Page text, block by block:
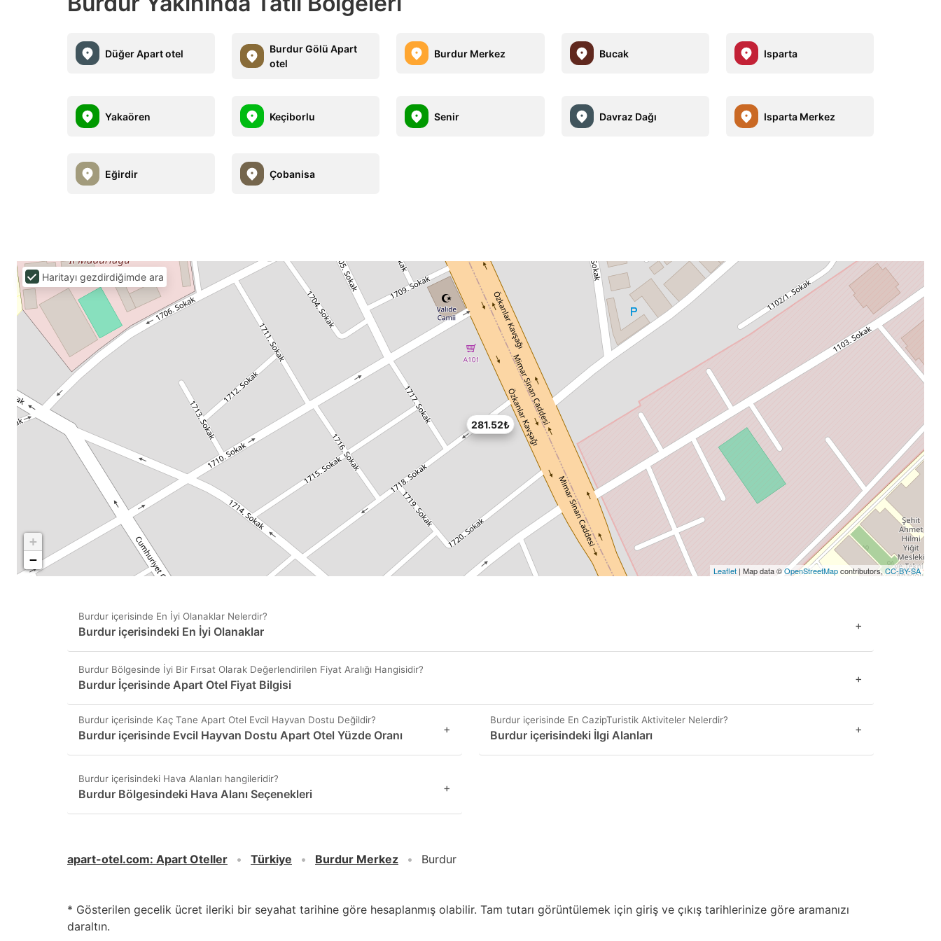
Düğer Apart otel
Burdur Gölü Apart
otel
Burdur Merkez Bucak Isparta
Yakaören Keçiborlu Senir Davraz Dağı Isparta Merkez
Eğirdir Çobanisa
281.52₺
+
−
Leaflet | Map data ©OpenStreetMapcontributors, CC-BY-SA
Haritayı gezdirdiğimde ara
Burdur içerisinde En İyi Olanaklar Nelerdir?
Burdur içerisindeki En İyi Olanaklar +
Burdur Bölgesinde İyi Bir Fırsat Olarak Değerlendirilen Fiyat Aralığı Hangisidir?
Burdur İçerisinde Apart Otel Fiyat Bilgisi +
Burdur içerisinde Kaç Tane Apart Otel Evcil Hayvan Dostu Değildir?
Burdur içerisinde Evcil Hayvan Dostu Apart Otel Yüzde Oranı +
Burdur içerisinde En CazipTuristik Aktiviteler Nelerdir?
Burdur içerisindeki İlgi Alanları +
Burdur içerisindeki Hava Alanları hangileridir?
Burdur Bölgesindeki Hava Alanı Seçenekleri +
apart-otel.com: Apart Oteller Türkiye Burdur Merkez Burdur
* Gösterilen gecelik ücret ileriki bir seyahat tarihine göre hesaplanmış olabilir. Tam tutarı görüntülemek için giriş ve çıkış tarihlerinize göre aramanızı
daraltın.